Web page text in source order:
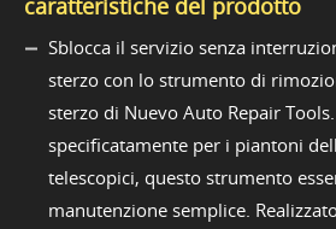
caratteristiche del prodotto
Sblocca il servizio senza
sterzo con lo strumento di
sterzo di Nuevo Auto Repair
specificatamente per i piantoni
telescopici, questo strumento
manutenzione semplice.